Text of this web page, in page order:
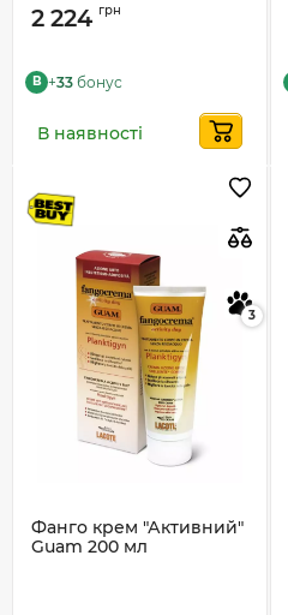
2 224 грн
B +33 бонус
В наявності
3
Фанго крем "Активний"
Guam 200 мл